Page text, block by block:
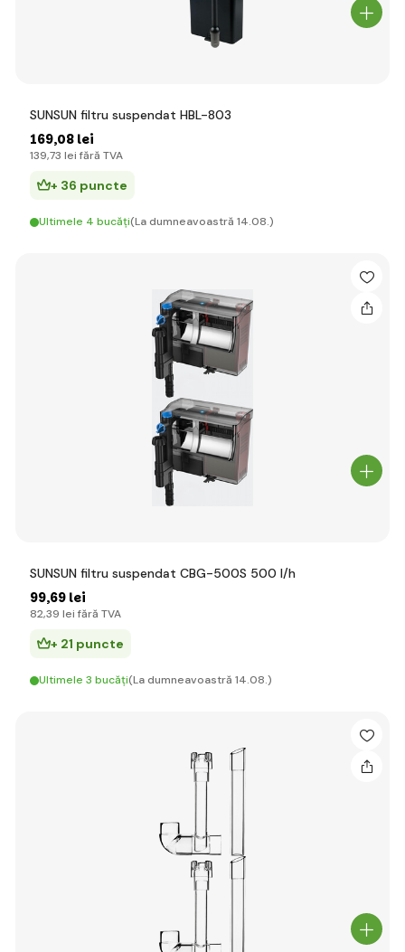
SUNSUN filtru suspendat HBL-803
169,08 lei
139,73 lei fără TVA
+ 36 puncte
Ultimele 4 bucăți(La dumneavoastră 14.08.)
SUNSUN filtru suspendat CBG-500S 500 l/h
99,69 lei
82,39 lei fără TVA
+ 21 puncte
Ultimele 3 bucăți(La dumneavoastră 14.08.)